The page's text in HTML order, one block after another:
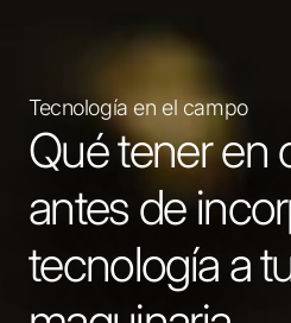
Tecnología en el campo
Qué tener en
antes de
tecnología a